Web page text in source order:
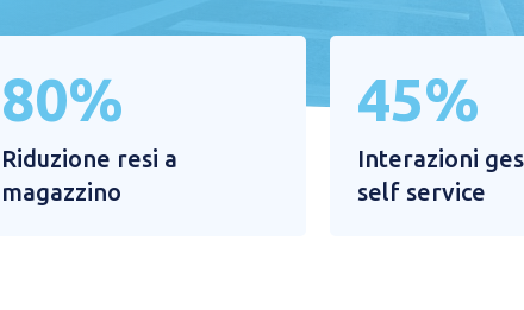
80%​
Riduzione resi a
magazzino​
45%
​Interazioni
self service​